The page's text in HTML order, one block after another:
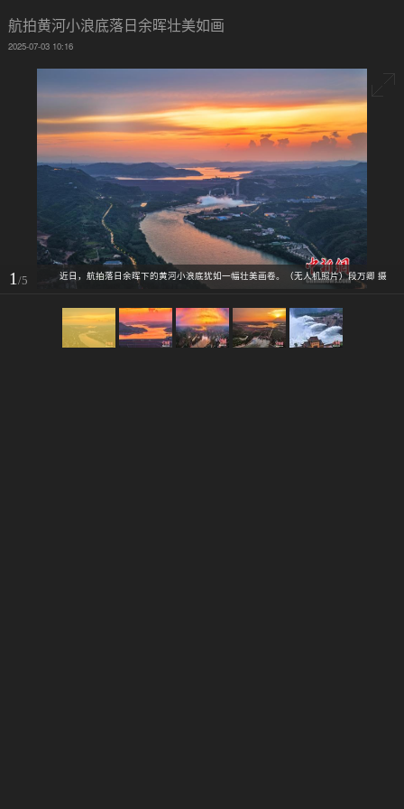
航拍黄河小浪底落日余晖壮美如画
2025-07-03 10:16
1/5 近日，航拍落日余晖下的黄河小浪底犹如一幅壮美画卷。（无人机照片）段万卿 摄